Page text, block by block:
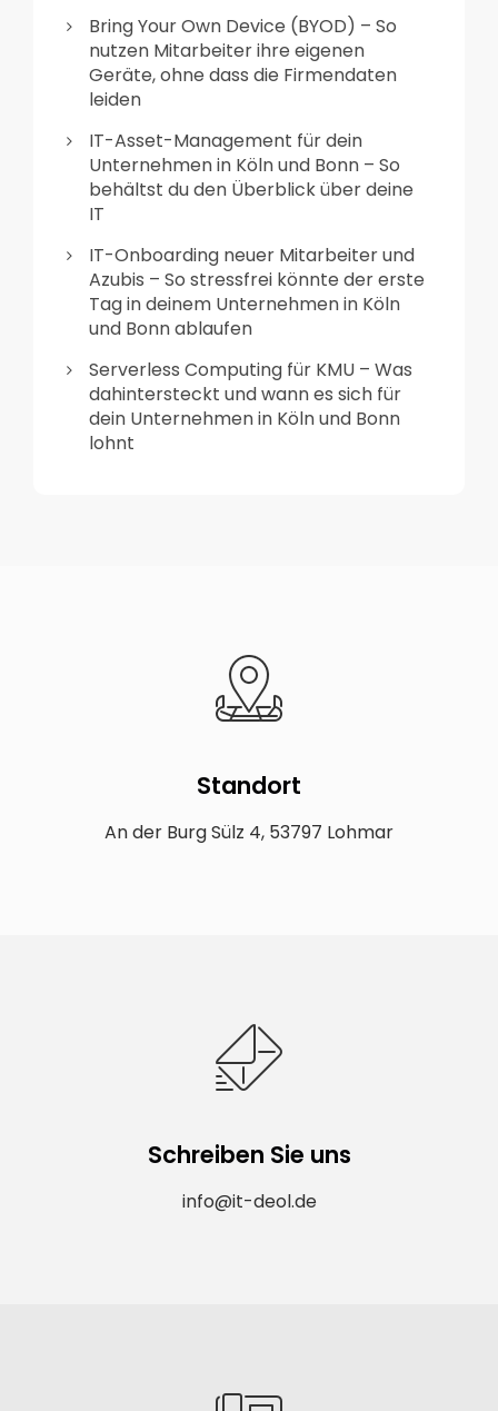
Bring Your Own Device (BYOD) – So
nutzen Mitarbeiter ihre eigenen
Geräte, ohne dass die Firmendaten
leiden
IT-Asset-Management für dein
Unternehmen in Köln und Bonn – So
behältst du den Überblick über deine
IT
IT-Onboarding neuer Mitarbeiter und
Azubis – So stressfrei könnte der erste
Tag in deinem Unternehmen in Köln
und Bonn ablaufen
Serverless Computing für KMU – Was
dahintersteckt und wann es sich für
dein Unternehmen in Köln und Bonn
lohnt
Standort
An der Burg Sülz 4, 53797 Lohmar
Schreiben Sie uns
info@it-deol.de